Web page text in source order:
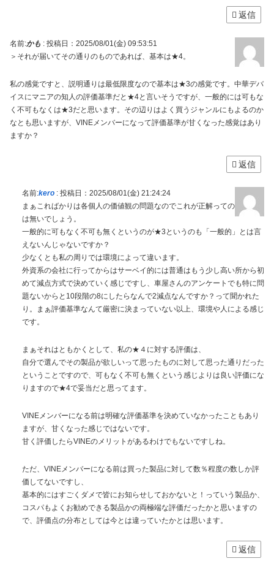
返信
名前:かも : 投稿日：2025/08/01(金) 09:53:51
＞それが届いてその通りのものであれば、基本は★4。
私の感覚ですと、説明通りは最低限度なので基本は★3の感覚です。中華デバ
イスにマニアの知人の評価基準だと★4と言いそうですが、一般的には可もな
く不可もなくは★3だと思います。その辺りはよく買うジャンルにもよるのか
なとも思いますが、VINEメンバーになって評価基準が甘くなった感覚はあり
ますか？
返信
名前:kero : 投稿日：2025/08/01(金) 21:24:24
まぁこればかりは各個人の価値観の問題なのでこれが正解っての
は無いでしょう。
一般的に可もなく不可も無くというのが★3というのも「一般的」とは言
えないんじゃないですか？
少なくとも私の周りでは環境によって違います。
外資系の会社に行ってからはサーベイ的には普通はもう少し高い所から初
めて減点方式で決めていく感じですし、車屋さんのアンケートでも特に問
題ないからと10段階の8にしたらなんで2減点なんですか？って聞かれた
り。まぁ評価基準なんて厳密に決まっていない以上、環境や人による感じ
です。
まぁそれはともかくとして、私の★４に対する評価は、
自分で選んでその製品が欲しいって思ったものに対して思った通りだった
ということですので、可もなく不可も無くという感じよりは良い評価にな
りますので★4で妥当だと思ってます。
VINEメンバーになる前は明確な評価基準を決めていなかったこともあり
ますが、甘くなった感じではないです。
甘く評価したらVINEのメリットがあるわけでもないですしね。
ただ、VINEメンバーになる前は買った製品に対して数％程度の数しか評
価してないですし、
基本的にはすごくダメで皆にお知らせしておかないと！っていう製品か、
コスパもよくお勧めできる製品かの両極端な評価だったかと思いますの
で、評価点の分布としては今とは違っていたかとは思います。
返信